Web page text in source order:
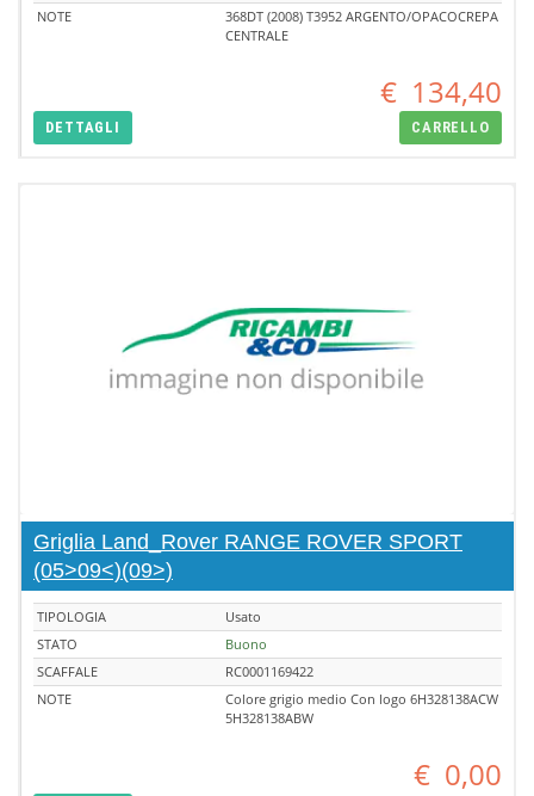
NOTE
368DT (2008) T3952 ARGENTO/OPACOCREPA
CENTRALE
€ 134,40
DETTAGLI CARRELLO
Griglia Land_Rover RANGE ROVER SPORT
(05>09<)(09>)
TIPOLOGIA
Usato
STATO
Buono
SCAFFALE
RC0001169422
NOTE
Colore grigio medio Con logo 6H328138ACW
5H328138ABW
€ 0,00